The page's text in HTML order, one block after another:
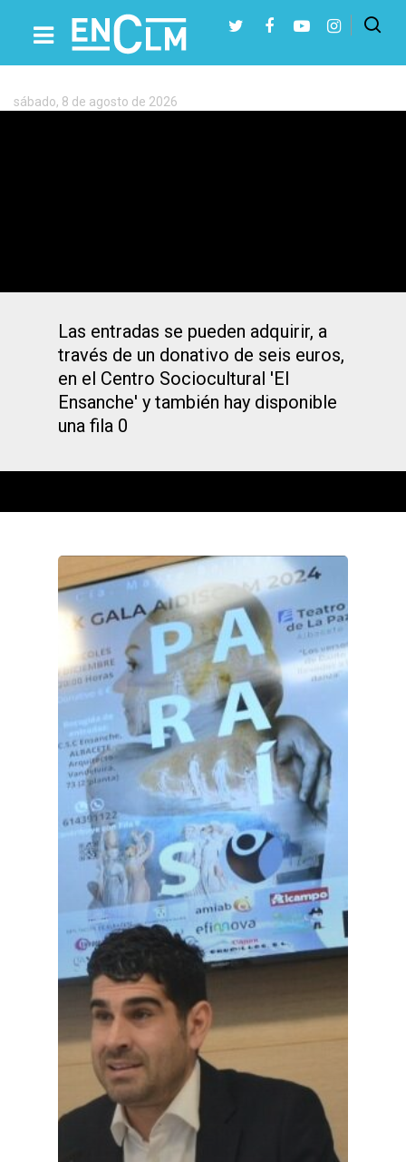
Etiqueta:
Aidiscam
Presiona Intro para buscar o ESC para cerrar
sábado, 8 de agosto de 2026
Las entradas se pueden adquirir, a
través de un donativo de seis euros,
en el Centro Sociocultural 'El
Ensanche' y también hay disponible
una fila 0